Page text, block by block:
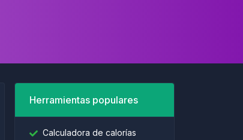
Herramientas populares
Calculadora de calorías